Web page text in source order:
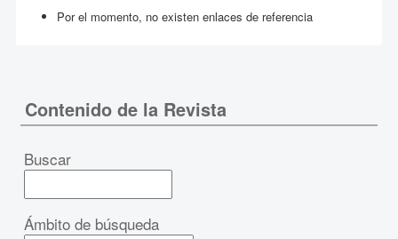
Por el momento, no existen enlaces de referencia
Contenido de la Revista
Buscar
Ámbito de búsqueda